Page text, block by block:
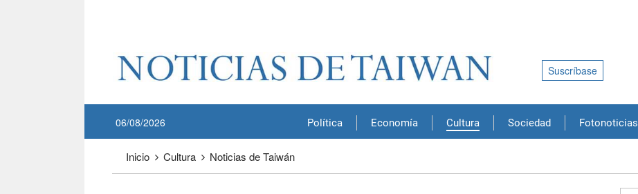
Política Economía Cultura Sociedad Fotonoticias
06/08/2026
Suscríbase
Inicio Cultura Noticias de Taiwán